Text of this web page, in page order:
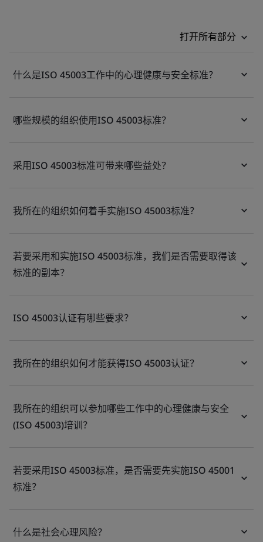
打开所有部分
什么是ISO 45003工作中的心理健康与安全标准？
哪些规模的组织使用ISO 45003标准？
采用ISO 45003标准可带来哪些益处？
我所在的组织如何着手实施ISO 45003标准？
若要采用和实施ISO 45003标准，我们是否需要取得该
标准的副本？
ISO 45003认证有哪些要求？
我所在的组织如何才能获得ISO 45003认证？
我所在的组织可以参加哪些工作中的心理健康与安全
(ISO 45003)培训？
若要采用ISO 45003标准，是否需要先实施ISO 45001
标准？
什么是社会心理风险？